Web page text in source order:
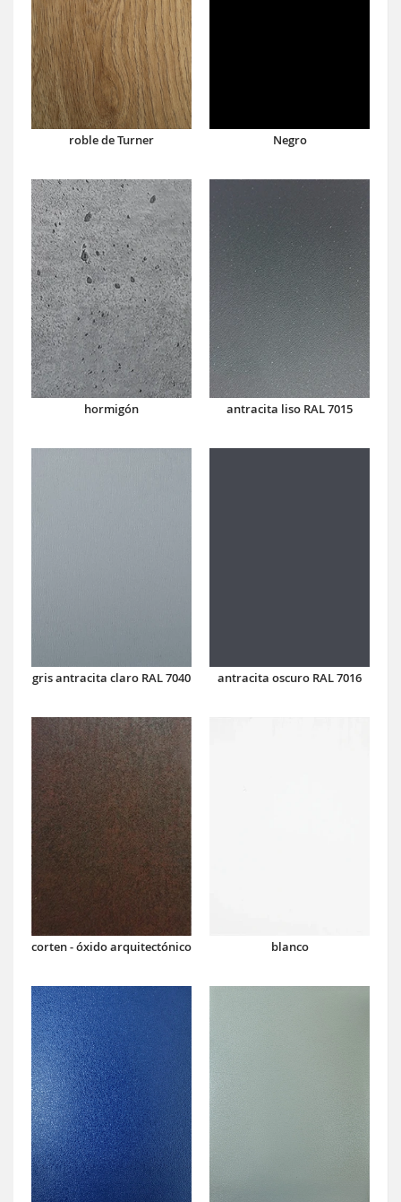
roble de Turner Negro
hormigón antracita liso RAL 7015
gris antracita claro RAL 7040 antracita oscuro RAL 7016
corten - óxido arquitectónico blanco